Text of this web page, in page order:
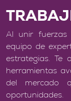
Al unir fuerzas
equipo de
estrategias. Te
herramientas
del mercado
oportunidades.